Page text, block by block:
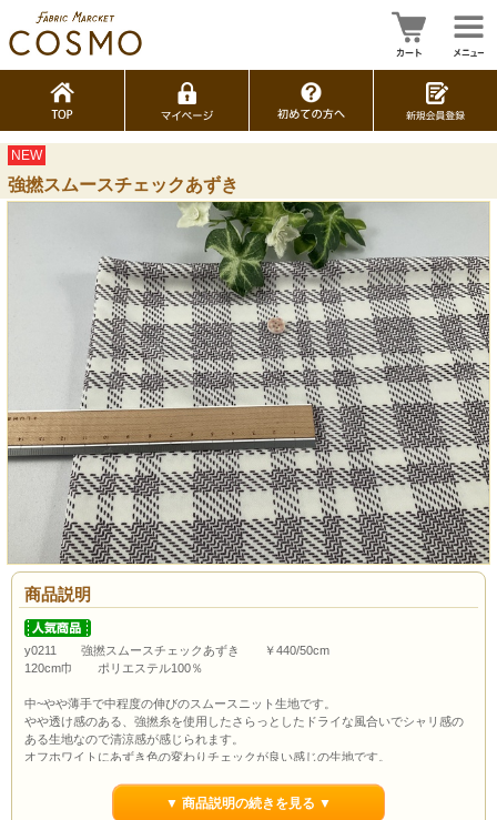
NEW
強撚スムースチェックあずき
商品説明
y0211 強撚スムースチェックあずき ￥440/50cm
120cm巾 ポリエステル100％
中~やや薄手で中程度の伸びのスムースニット生地です。
やや透け感のある、強撚糸を使用したさらっとしたドライな風合いでシャリ感の
ある生地なので清涼感が感じられます。
オフホワイトにあずき色の変わりチェックが良い感じの生地です。
チュニックやカットソーはもちろんスカート、ワンピースにもおススメです。
▼ 商品説明の続きを見る ▼